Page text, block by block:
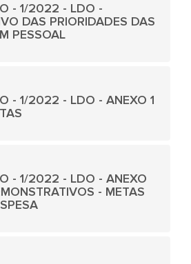
- 1/2022 - LDO -
DAS PRIORIDADES DAS
PESSOAL
- 1/2022 - LDO - ANEXO 1
- 1/2022 - LDO - ANEXO
- METAS